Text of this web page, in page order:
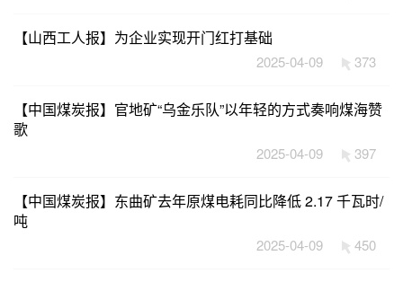
【山西工人报】为企业实现开门红打基础
2025-04-09 373
【中国煤炭报】官地矿“乌金乐队”以年轻的方式奏响煤海赞
歌
2025-04-09 397
【中国煤炭报】东曲矿去年原煤电耗同比降低 2.17 千瓦时/
吨
2025-04-09 450